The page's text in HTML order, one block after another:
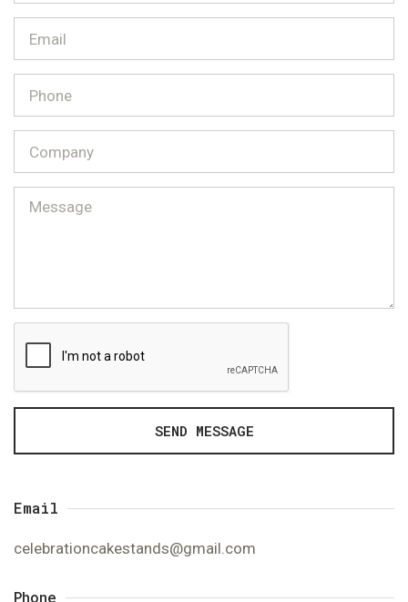
SEND MESSAGE
Email
celebrationcakestands@gmail.com
Phone